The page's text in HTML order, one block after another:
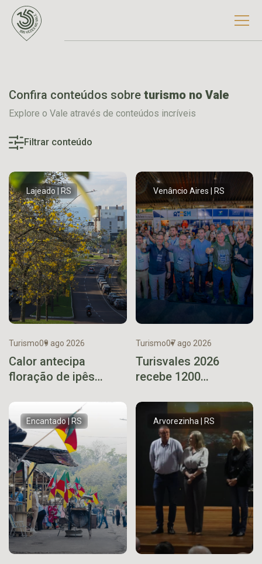
Confira conteúdos sobre turismo no Vale
Explore o Vale através de conteúdos incríveis
Filtrar conteúdo
Lajeado | RS
Turismo09 ago 2026
Calor antecipa
floração de ipês
mais colorida de
Lajeado
Venâncio Aires | RS
Turismo07 ago 2026
Turisvales 2026
recebe 1200
turístico
Encantado | RS Arvorezinha | RS